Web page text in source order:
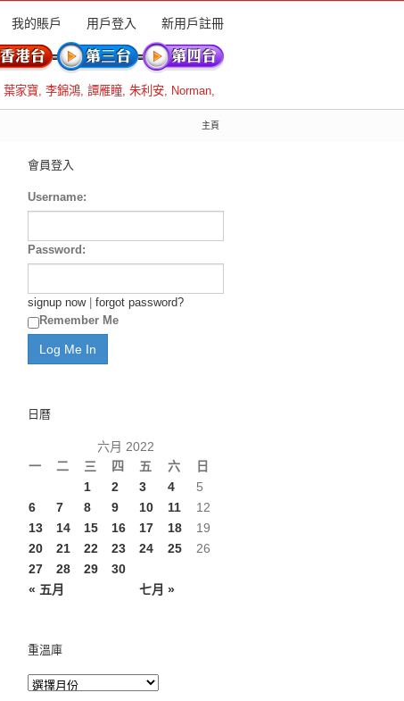
我的賬戶 用戶登入 新用戶註冊
葉家寶, 李錦鴻, 譚雁瞳, 朱利安, Norman,
主頁
會員登入
Username:
Password:
signup now| forgot password?
Remember Me
日曆
六月 2022
一
二 三 四 五 六 日
« 五月 七月 »
1 2 3 4
5
6
7 8 9 10 11
12
13
14 15 16 17 18
19
20
21 22 23 24 25
26
27
28 29 30
重溫庫